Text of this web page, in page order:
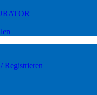
Registrieren